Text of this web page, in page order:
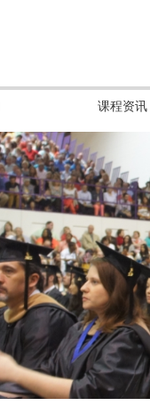
课程资讯